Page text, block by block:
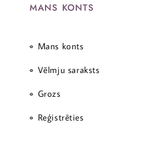
MANS KONTS
Mans konts
Vēlmju saraksts
Grozs
Reģistrēties